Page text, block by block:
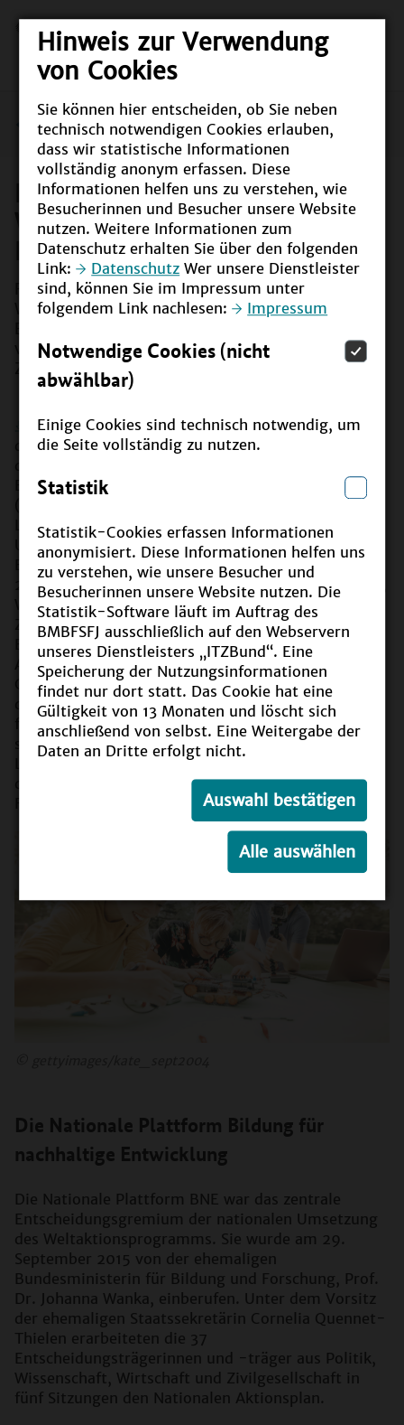
Hinweis zur Verwendung
von Cookies
Sie können hier entscheiden, ob Sie neben
technisch notwendigen Cookies erlauben,
dass wir statistische Informationen
vollständig anonym erfassen. Diese
Informationen helfen uns zu verstehen, wie
Besucherinnen und Besucher unsere Website
nutzen. Weitere Informationen zum
Datenschutz erhalten Sie über den folgenden
Link:
Datenschutz Wer unsere Dienstleister
sind, können Sie im Impressum unter
folgendem Link nachlesen:
Impressum
Notwendige Cookies (nicht
abwählbar)
Einige Cookies sind technisch notwendig, um
die Seite vollständig zu nutzen.
Statistik
Statistik-Cookies erfassen Informationen
anonymisiert. Diese Informationen helfen uns
zu verstehen, wie unsere Besucher und
Besucherinnen unsere Website nutzen. Die
Statistik-Software läuft im Auftrag des
BMBFSFJ ausschließlich auf den Webservern
unseres Dienstleisters „ITZBund“. Eine
Speicherung der Nutzungsinformationen
findet nur dort statt. Das Cookie hat eine
Gültigkeit von 13 Monaten und löscht sich
anschließend von selbst. Eine Weitergabe der
Daten an Dritte erfolgt nicht.
Auswahl bestätigen
Alle auswählen
Das UNESCO-Weltaktionsprogramm BNE in
Deutschland
Das UNESCO-
Weltaktionsprogramm BNE in
Deutschland
Für die Ausgestaltung des UNESCO-
Weltaktionsprogramms Bildung für nachhaltige
von Politik, Wissenschaft und Wirtschaft sowie der
Zivilgesellschaft gefragt.
"Vom Projekt zur Struktur" [PDF | 8,5 MB]– in
dem Abschlussdokument der UN-Dekade ist dies
Entwicklung (BNE) auch nach der UN-Dekade
(2004 bis 2014) weiter voranzubringen. Dieser
Leitidee verpflichtete sich Deutschland bei der
Umsetzung des UNESCO Weltaktionsprogramms
Bildung für nachhaltige Entwicklung (WAP BNE
2015–2019). Dazu war das Engagement von Politik,
Wissenschaft und Wirtschaft sowie der
Zivilgesellschaft gefragt. Gemeinsam haben alle
Beteiligten in den verschiedenen Gremien an der
Ausarbeitung des NAP BNE gearbeitet. Die
Commitments im Nationalen Aktionsplan zeigen,
dass bereits vielfältige Aktivitäten in zahlreichen
formalen und non-formalen Bildungseinrichtungen
sowie Unternehmen zur Umsetzung des NAP ins
Leben gerufen wurden. Auf nationaler Ebene
dienten die folgenden Gremien und Aktivitäten zur
Förderung der Umsetzung des WAP BNE.
Die Nationale Plattform Bildung für
nachhaltige Entwicklung
Die Nationale Plattform BNE war das zentrale
Entscheidungsgremium der nationalen Umsetzung
des Weltaktionsprogramms. Sie wurde am 29.
September 2015 von der ehemaligen
Bundesministerin für Bildung und Forschung, Prof.
Dr. Johanna Wanka, einberufen. Unter dem Vorsitz
der ehemaligen Staatssekretärin Cornelia Quennet-
Thielen erarbeiteten die 37
Entscheidungsträgerinnen und -träger aus Politik,
Wissenschaft, Wirtschaft und Zivilgesellschaft in
fünf Sitzungen den Nationalen Aktionsplan.